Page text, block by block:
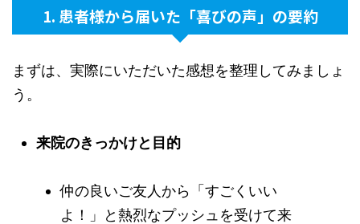
1. 患者様から届いた「喜びの声」の要約
まずは、実際にいただいた感想を整理してみましょ
う。
来院のきっかけと目的
仲の良いご友人から「すごくいい
よ！」と熱烈なプッシュを受けて来